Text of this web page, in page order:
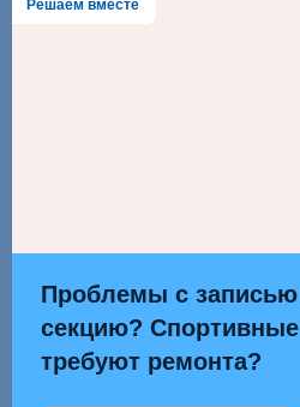
Решаем вместе
Проблемы с
секцию?
требуют ремонта?